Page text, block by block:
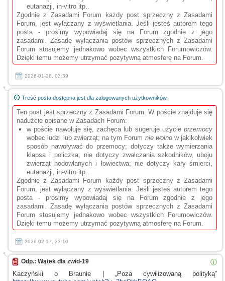
eutanazji, in-vitro itp..
Zgodnie z Zasadami Forum każdy post sprzeczny z Zasadami
Forum, jest wyłączany z wyświetlania. Jeśli jesteś autorem tego
posta - prosimy wypowiadaj się na Forum zgodnie z jego
zasadami. Zasadę wyłączania postów sprzecznych z Zasadami
Forum stosujemy jednakowo wobec wszystkich Forumowiczów.
Dzięki temu możemy utrzymać pozytywną atmosferę na Forum.
2026-01-28, 03:39
Treść posta dostępna jest dla zalogowanych użytkowników.
Ten post jest sprzeczny z Zasadami Forum. W poście znajduje się
nadużcie opisane w Zasadach Forum:
w poście nawołuje się, zachęca lub sugeruje użycieprzemocy
wobec ludzi lub zwierząt; na tym Forum nie wolnow jakikolwiek
sposób nawoływać do przemocy; dotyczy także wymierzania
klapsa i policzka; nie dotyczy zwalczania szkodników, uboju
zwierząt hodowlanych i łowiectwa; nie dotyczy kary śmierci,
eutanazji, in-vitro itp..
Zgodnie z Zasadami Forum każdy post sprzeczny z Zasadami
Forum, jest wyłączany z wyświetlania. Jeśli jesteś autorem tego
posta - prosimy wypowiadaj się na Forum zgodnie z jego
zasadami. Zasadę wyłączania postów sprzecznych z Zasadami
Forum stosujemy jednakowo wobec wszystkich Forumowiczów.
Dzięki temu możemy utrzymać pozytywną atmosferę na Forum.
2026-02-17, 22:10
ⓘ
Odp.: Wątek dla zwid-19
Kaczyńskio Braunie | „Poza cywilizowaną polityką”